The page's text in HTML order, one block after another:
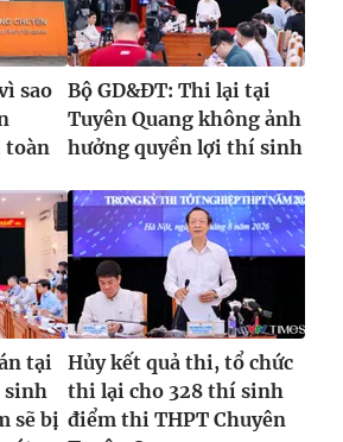
sao
toàn
Bộ GD&ĐT: Thi lại tại
Tuyên Quang không ảnh
hưởng quyền lợi thí sinh
tại
sinh
sẽ bị
Hủy kết quả thi, tổ chức
thi lại cho 328 thí sinh
điểm thi THPT Chuyên